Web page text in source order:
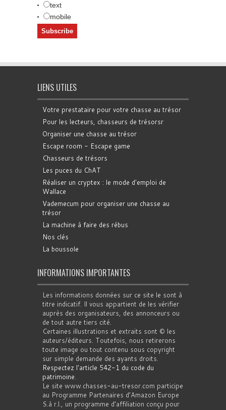
text
mobile
LIENS UTILES
Votre prestataire pour votre chasse au trésor
Pour les lecteurs, chasseurs de trésorsr
Organiser une chasse au trésor
Escape room - Escape game
Chasseurs de trésors
Les puces du ChAT
Réaliser un cryptex : le mode d'emploi de
Wallace
Vademecum pour organiser une chasse au
trésor
La machine à faire des rébus
Nos clés
La boussole
INFORMATIONS IMPORTANTES
Les informations données sur ce site le sont à
titre indicatif. Il vous appartient de les vérifier
auprès des organisateurs, des annonceurs ou
de tout autre tiers cité.
Certaines illustrations et extraits sont © les
auteurs/éditeurs. Toutefois, nous retirerons
toute image ou tout contenu sous copyright
sur simple demande des ayants droits.
Respectez l'article 542-1 du code du
patrimoine.
Le site www.chasses-au-tresor.com participe
au Programme Partenaires d’Amazon Europe
S.à r.l., un programme d’affiliation conçu pour